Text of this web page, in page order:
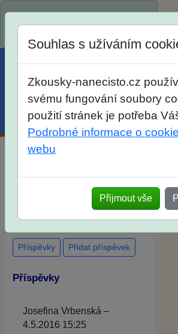
Menu Účet Košík
po skutečných přijímacích
zkouškách
Souhlas s užíváním
Zkousky-nanecisto.cz
svému fungování soubory
použití stránek je potřeba
Podrobné informace o
webu
Přijmout vše
Příspěvky Přidat příspěvek
Příspěvky
Josefina Vrbenská –
4.5.2016 15:25